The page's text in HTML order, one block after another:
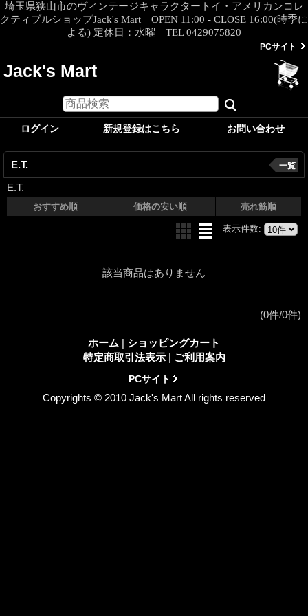
埼玉県狭山市のヴィンテージキャラクタートイ・アメリカンコレ
クティブルショップJack's Mart OPEN 11:00 - CLOSE 16:00(時季に
よる) 定休日：水曜 TEL 0429075820
PCサイト
Jack's Mart
ログイン 新規登録はこちら お問い合わせ
E.T.
E.T.
一覧
おすすめ順 価格の安い順 売れ筋順
表示件数:
該当商品はありません
(0件/0件)
ホーム | ショッピングカート
特定商取引法表示 | ご利用案内
PCサイト
Copyrights © 2010 Jack's Mart All rights reserved